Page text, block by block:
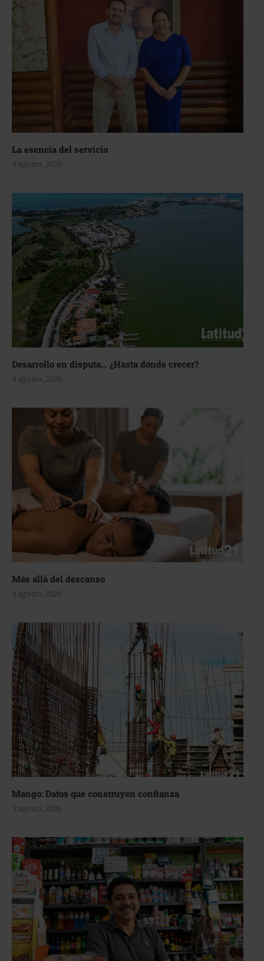
La esencia del servicio
4 agosto, 2026
Desarrollo en disputa… ¿Hasta dónde crecer?
4 agosto, 2026
Más allá del descanso
4 agosto, 2026
Mango: Datos que construyen confianza
3 agosto, 2026